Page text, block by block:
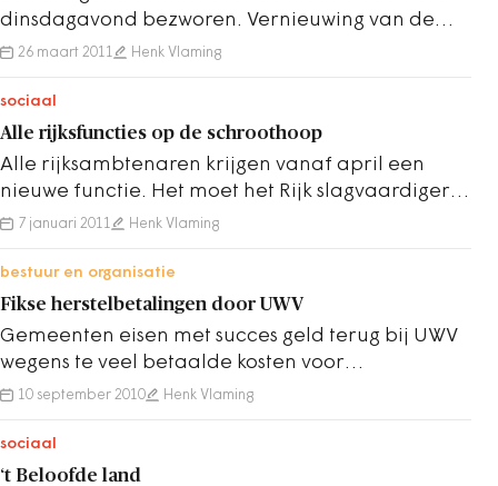
dinsdagavond bezworen. Vernieuwing van de
arbeidsvoorwaarden lijkt in de ijskast te zijn…
26 maart 2011 Henk Vlaming
sociaal
Alle rijksfuncties op de schroothoop
Alle rijksambtenaren krijgen vanaf april een
nieuwe functie. Het moet het Rijk slagvaardiger
maken en jobhoppen tussen departementen…
7 januari 2011 Henk Vlaming
bestuur en organisatie
Fikse herstelbetalingen door UWV
Gemeenten eisen met succes geld terug bij UWV
wegens te veel betaalde kosten voor
arbeidsongeschikte ambtenaren. De totale
10 september 2010 Henk Vlaming
sociaal
‘t Beloofde land